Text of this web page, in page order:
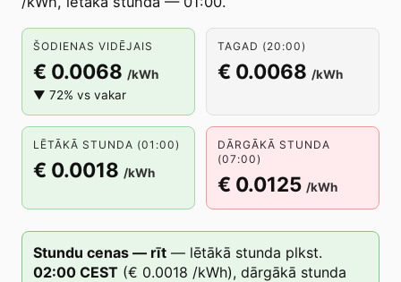
ŠODIENAS VIDĒJAIS
€ 0.0068 /kWh
▼ 72% vs vakar
TAGAD (20:00)
€ 0.0068 /kWh
LĒTĀKĀ STUNDA (01:00)
€ 0.0018 /kWh
DĀRGĀKĀ STUNDA
(07:00)
€ 0.0125 /kWh
Stundu cenas — rīt — lētākā stunda plkst.
02:00 CEST (€ 0.0018 /kWh), dārgākā stunda